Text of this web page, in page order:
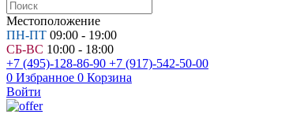
Местоположение
ПН-ПТ 09:00 - 19:00
СБ-ВС 10:00 - 18:00
+7 (495)-128-86-90 +7 (917)-542-50-00
0 Избранное 0 Корзина
Войти